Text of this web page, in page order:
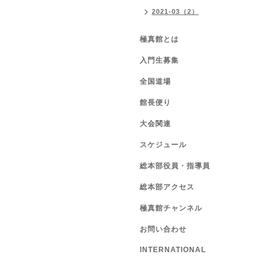
2021-03（2）
極真館とは
入門生募集
全国道場
館長便り
大会関連
スケジュール
総本部役員・指導員
総本部アクセス
極真館チャンネル
お問い合わせ
INTERNATIONAL